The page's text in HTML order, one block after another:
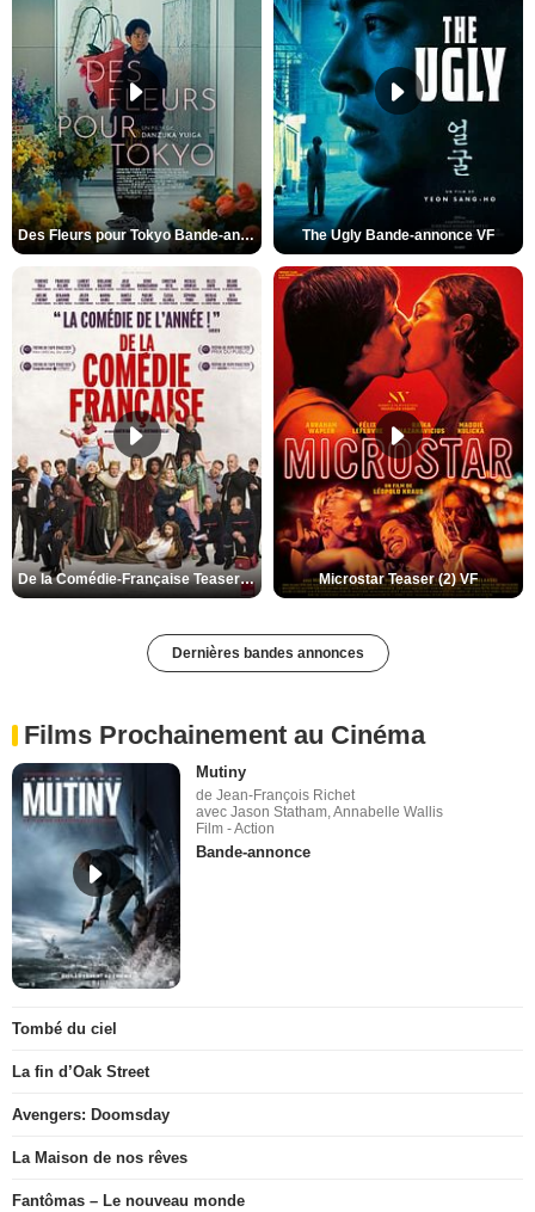
Des Fleurs pour Tokyo Bande-annonce VO STFR The Ugly Bande-annonce VF
De la Comédie-Française Teaser (3) VF Microstar Teaser (2) VF
Dernières bandes annonces
Films Prochainement au Cinéma
Mutiny
de Jean-François Richet
avec Jason Statham, Annabelle Wallis
Film - Action
Bande-annonce
Tombé du ciel
La fin d’Oak Street
Avengers: Doomsday
La Maison de nos rêves
Fantômas – Le nouveau monde